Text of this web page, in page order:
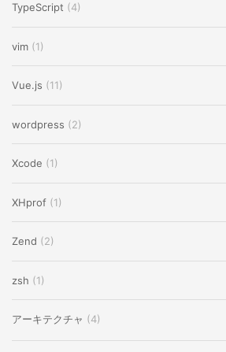
TypeScript (4)
vim (1)
Vue.js (11)
wordpress (2)
Xcode (1)
XHprof (1)
Zend (2)
zsh (1)
アーキテクチャ (4)